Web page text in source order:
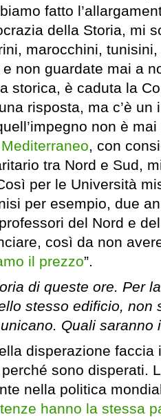
fatto
della Storia, mi
marocchini,
non guardate mai a
storica, è caduta la
risposta, ma c’è
non è
, con
tra Nord e Sud,
per le Università
per esempio, due
del Nord e
così da non
il prezzo”.
di queste ore. Per
stesso edificio, non
Quali saranno
disperazione
sono disperati.
nella politica
hanno la stessa